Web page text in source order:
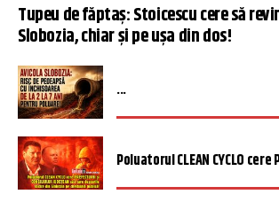
Tupeu de făptaș: Stoicescu cere să
Slobozia, chiar și pe ușa din dos!
...
Poluatorul CLEAN CYCLO